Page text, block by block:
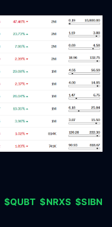
$QUBT $NRXS $SIBN